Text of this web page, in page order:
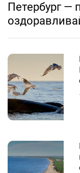
Петербург —